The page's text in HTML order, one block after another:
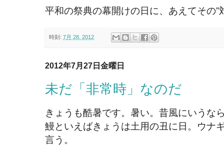
平和の祭典の幕開けの日に、あえてその”
時刻: 7月 28, 2012
2012年7月27日金曜日
未だ「非常時」なのだ
きょうも酷暑です。暑い。昔風にいうな
鰻といえばきょうは土用の丑に日。ウナ
言う。